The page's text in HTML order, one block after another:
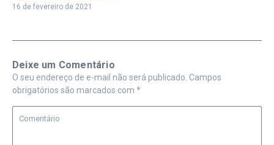
16 de fevereiro de 2021
Deixe um Comentário
O seu endereço de e-mail não será publicado. Campos
obrigatórios são marcados com *